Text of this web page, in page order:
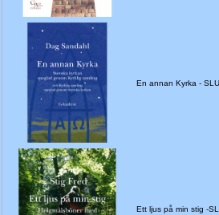
En annan Kyrka -
Ett ljus på min stig -